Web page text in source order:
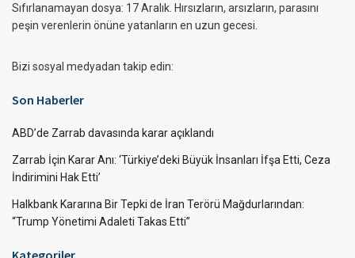
Sıfırlanamayan dosya: 17 Aralık. Hırsızların, arsızların, parasını
peşin verenlerin önüne yatanların en uzun gecesi.
Bizi sosyal medyadan takip edin:
Son Haberler
ABD’de Zarrab davasında karar açıklandı
Zarrab İçin Karar Anı: ‘Türkiye’deki Büyük İnsanları İfşa Etti, Ceza
İndirimini Hak Etti’
Halkbank Kararına Bir Tepki de İran Terörü Mağdurlarından:
“Trump Yönetimi Adaleti Takas Etti”
Kategoriler